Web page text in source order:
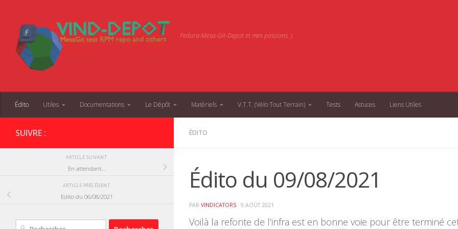
Fedora-Mesa-Git-Depot et mes passions :).
Édito Utiles Documentations Le Dépôt Matériels V.T.T. (Vélo Tout Terrain) Tests Astuces Liens Utiles
ÉDITO
Édito du 09/08/2021
PAR VINDICATORS · 9 AOÛT 2021
Voilà la refonte de l’infra est en bonne voie pour être terminé
SUIVRE :
ARTICLE SUIVANT
En attendant…
ARTICLE PRÉCÉDENT
Edito du 06/08/2021
Rechercher :